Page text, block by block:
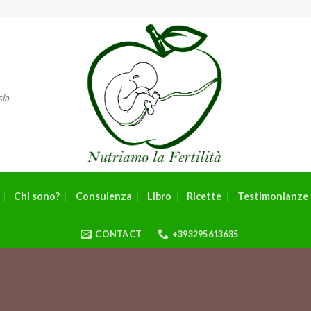
Chi sono? Consulenza Libro Ricette Testimonianze
CONTACT +393295613635